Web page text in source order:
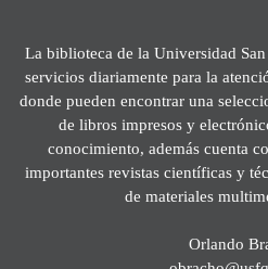
La biblioteca de la Universidad
servicios diariamente para la
donde pueden encontrar una
de libros impresos y
conocimiento, además cuenta
importantes revistas científicas y
de materiales
Orlando